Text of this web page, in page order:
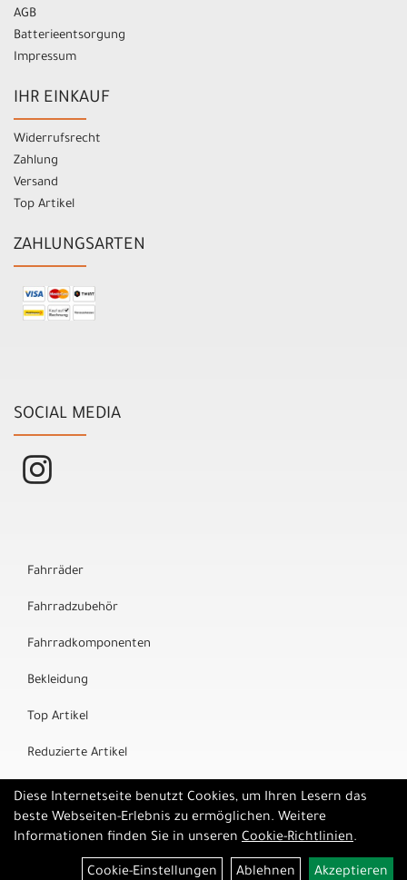
AGB
Batterieentsorgung
Impressum
IHR EINKAUF
Widerrufsrecht
Zahlung
Versand
Top Artikel
ZAHLUNGSARTEN
SOCIAL MEDIA
Fahrräder
Fahrradzubehör
Fahrradkomponenten
Bekleidung
Top Artikel
Reduzierte Artikel
Marken
Diese Internetseite benutzt Cookies, um Ihren Lesern das
beste Webseiten-Erlebnis zu ermöglichen. Weitere
Informationen finden Sie in unseren Cookie-Richtlinien.
Cookie-Einstellungen Ablehnen Akzeptieren